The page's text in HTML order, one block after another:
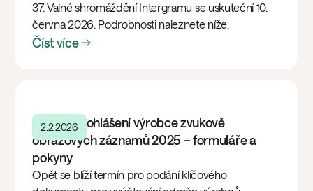
37. Valné shromáždění Intergramu se uskuteční 10.
června 2026. Podrobnosti naleznete níže.
Číst více
2.2.2026
Čestné prohlášení výrobce zvukově
obrazových záznamů 2025 – formuláře a
pokyny
Opět se blíží termín pro podání klíčového